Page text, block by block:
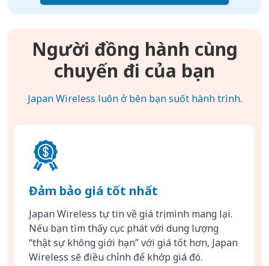
Người đồng hành cùng
chuyến đi của bạn
Japan Wireless luôn ở bên bạn suốt hành trình.
Đảm bảo giá tốt nhất
Japan Wireless tự tin về giá trị mình mang lại.
Nếu bạn tìm thấy cục phát với dung lượng
“thật sự không giới hạn” với giá tốt hơn, Japan
Wireless sẽ điều chỉnh để khớp giá đó.